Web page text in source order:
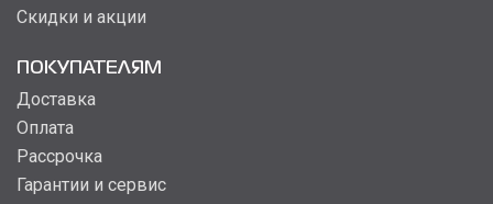
Скидки и акции
ПОКУПАТЕЛЯМ
Доставка
Оплата
Рассрочка
Гарантии и сервис